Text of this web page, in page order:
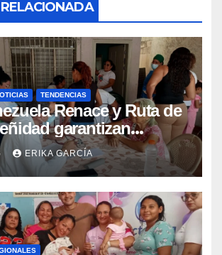
TENDENCIAS
Renace y Ruta de
garantizan
médica integral en
ERIKA GARCÍA